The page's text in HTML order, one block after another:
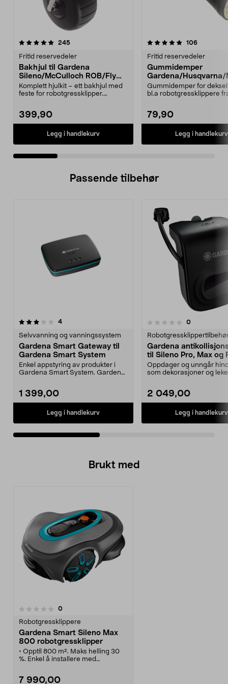
245anmeldelser
Fritid reservedeler
Bakhjul til Gardena
Sileno/McCulloch ROB/Flymo
Easilife
Komplett hjulkit – ett bakhjul med
feste for robotgressklipper.
399,90
Legg i handlekurv
5.0 av 5 stjerner 106
Fritid reservedeler
Gummidemper
Gardena/Husqvarna/
ch/Flymo
Gummidemper for
bl.a robotgressklippere
79,90
Legg i handlekurv
4.5 av 5 stjerner
Passende tilbehør
4anmeldelser
Selvvanning og vanningssystem
Gardena Smart Gateway til
Gardena Smart System
Enkel appstyring av produkter i
Gardena Smart System. Gardena
1 399,00
Legg i handlekurv
0.0 av 5 stjerner 0anmeldelser
Gardena
til Sileno Pro, Max og
Oppdager og unngår
som dekorasjoner og
2 049,00
Legg i handlekurv
5.0av 5 stjerner
Brukt med
0anmeldelser
Robotgressklippere
Gardena Smart Sileno Max
800 robotgressklipper
• Opptil 800 m². Maks helling 30
%. Enkel å installere med
– robotgressklipper med KI-
7 990,00